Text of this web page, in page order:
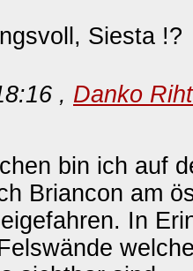
Siesta !?
, Danko
bin ich auf
Briancon am
In